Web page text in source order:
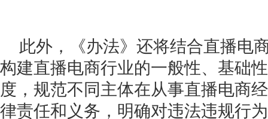
此外，《办法》还将结合直播电
构建直播电商行业的一般性、基础
度，规范不同主体在从事直播电商
律责任和义务，明确对违法违规行